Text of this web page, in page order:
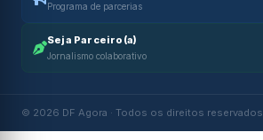
Programa de parcerias
Seja Parceiro(a)
Jornalismo colaborativo
© 2026 DF Agora · Todos os direitos reservados